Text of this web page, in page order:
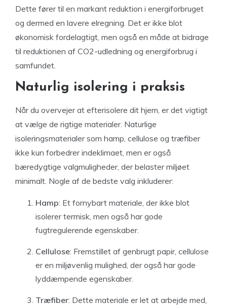
Dette fører til en markant reduktion i energiforbruget
og dermed en lavere elregning. Det er ikke blot
økonomisk fordelagtigt, men også en måde at bidrage
til reduktionen af CO2-udledning og energiforbrug i
samfundet.
Naturlig isolering i praksis
Når du overvejer at efterisolere dit hjem, er det vigtigt
at vælge de rigtige materialer. Naturlige
isoleringsmaterialer som hamp, cellulose og træfiber
ikke kun forbedrer indeklimaet, men er også
bæredygtige valgmuligheder, der belaster miljøet
minimalt. Nogle af de bedste valg inkluderer:
Hamp: Et fornybart materiale, der ikke blot
isolerer termisk, men også har gode
fugtregulerende egenskaber.
Cellulose: Fremstillet af genbrugt papir, cellulose
er en miljøvenlig mulighed, der også har gode
lyddæmpende egenskaber.
Træfiber: Dette materiale er let at arbejde med,